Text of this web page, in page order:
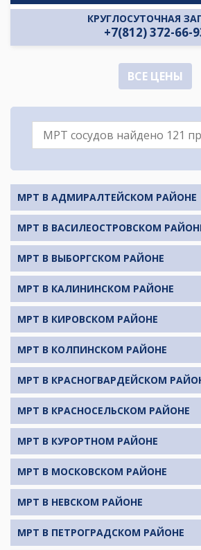
КРУГЛОСУТОЧНАЯ
+7(812) 372-66-
ВСЕ ЦЕНЫ
МРТ В АДМИРАЛТЕЙСКОМ РАЙОНЕ
МРТ В ВАСИЛЕОСТРОВСКОМ
МРТ В ВЫБОРГСКОМ РАЙОНЕ
МРТ В КАЛИНИНСКОМ РАЙОНЕ
МРТ В КИРОВСКОМ РАЙОНЕ
МРТ В КОЛПИНСКОМ РАЙОНЕ
МРТ В КРАСНОГВАРДЕЙСКОМ
МРТ В КРАСНОСЕЛЬСКОМ РАЙОНЕ
МРТ В КУРОРТНОМ РАЙОНЕ
МРТ В МОСКОВСКОМ РАЙОНЕ
МРТ В НЕВСКОМ РАЙОНЕ
МРТ В ПЕТРОГРАДСКОМ РАЙОНЕ